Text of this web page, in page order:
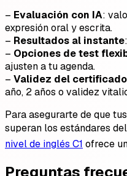
– Evaluación con IA:
expresión oral y escrita.
– Resultados al instante
– Opciones de test
ajusten a tu agenda.
– Validez del
año, 2 años o validez
Para asegurarte de que
superan los estándares
nivel de inglés C1 ofrece
Preguntas